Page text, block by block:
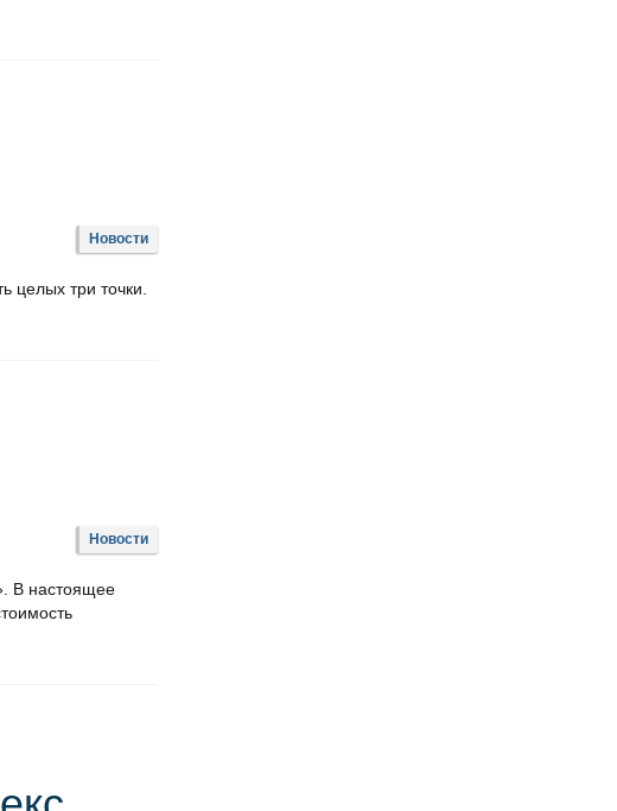
Новости
целых три точки.
Новости
В настоящее